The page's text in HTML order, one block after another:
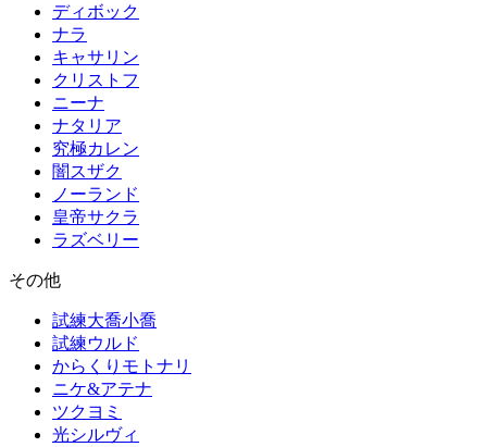
ディボック
ナラ
キャサリン
クリストフ
ニーナ
ナタリア
究極カレン
闇スザク
ノーランド
皇帝サクラ
ラズベリー
その他
試練大喬小喬
試練ウルド
からくりモトナリ
ニケ&アテナ
ツクヨミ
光シルヴィ